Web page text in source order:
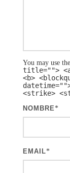
You may use
title="">
<b>
<strike>
NOMBRE*
EMAIL*